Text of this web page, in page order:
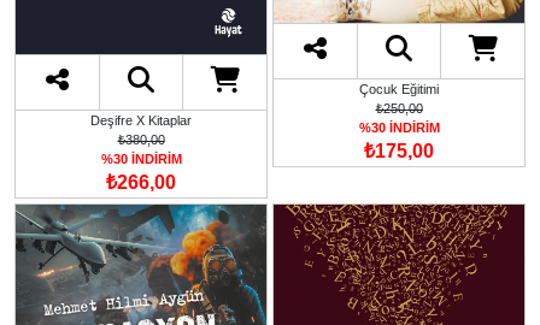
Deşifre X Kitaplar
₺380,00
%30 İNDİRİM
₺266,00
Çocuk Eğitimi
₺250,00
%30 İNDİRİM
₺175,00